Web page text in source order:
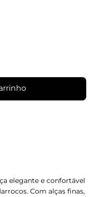
elegante e confortável
Com alças finas,